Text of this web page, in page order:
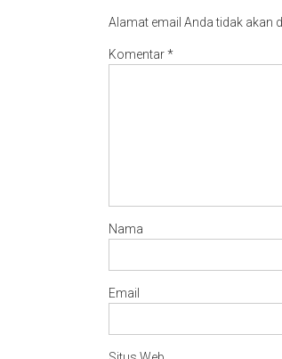
Alamat email Anda tidak akan
Komentar*
Nama
Email